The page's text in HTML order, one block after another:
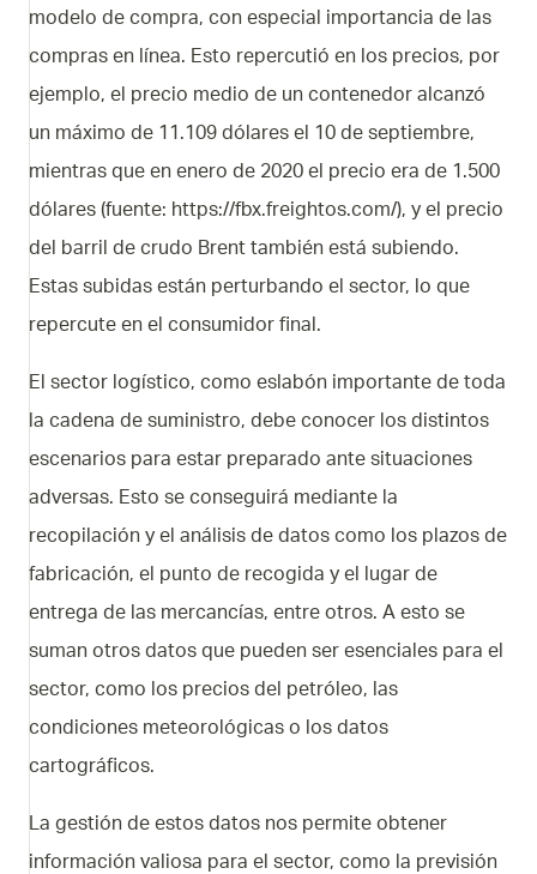
modelo de compra, con especial importancia de las
compras en línea. Esto repercutió en los precios, por
ejemplo, el precio medio de un contenedor alcanzó
un máximo de 11.109 dólares el 10 de septiembre,
mientras que en enero de 2020 el precio era de 1.500
dólares (fuente: https://fbx.freightos.com/), y el precio
del barril de crudo Brent también está subiendo.
Estas subidas están perturbando el sector, lo que
repercute en el consumidor final.
El sector logístico, como eslabón importante de toda
la cadena de suministro, debe conocer los distintos
escenarios para estar preparado ante situaciones
adversas. Esto se conseguirá mediante la
recopilación y el análisis de datos como los plazos de
fabricación, el punto de recogida y el lugar de
entrega de las mercancías, entre otros. A esto se
suman otros datos que pueden ser esenciales para el
sector, como los precios del petróleo, las
condiciones meteorológicas o los datos
cartográficos.
La gestión de estos datos nos permite obtener
información valiosa para el sector, como la previsión